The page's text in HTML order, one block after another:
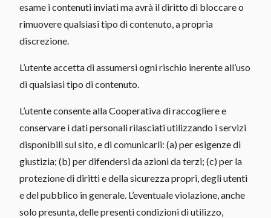
esame i contenuti inviati ma avrà il diritto di bloccare o
rimuovere qualsiasi tipo di contenuto, a propria
discrezione.
L’utente accetta di assumersi ogni rischio inerente all’uso
di qualsiasi tipo di contenuto.
L’utente consente alla Cooperativa di raccogliere e
conservare i dati personali rilasciati utilizzando i servizi
disponibili sul sito, e di comunicarli: (a) per esigenze di
giustizia; (b) per difendersi da azioni da terzi; (c) per la
protezione di diritti e della sicurezza propri, degli utenti
e del pubblico in generale. L’eventuale violazione, anche
solo presunta, delle presenti condizioni di utilizzo,